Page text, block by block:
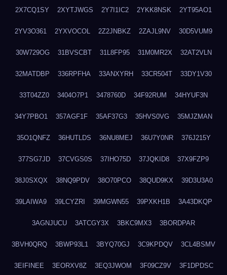
2X7CQ1SY 2XYTJWGS 2Y7I1IC2 2YKK8NSK 2YT95AO1
2YV3O361 2YXVOCOL 2Z2JNBKZ 2ZAJL9NV 30D5VUM9
30W729OG 31BVSCBT 31L8FP95 31M0MR2X 32AT2VLN
32MATDBP 336RPFHA 33ANXYRH 33CR504T 33DY1V30
33T04ZZ0 3404O7P1 3478760D 34F92RUM 34HYUF3N
34Y7PBO1 357AGF1F 35AF37G3 35HVS0VG 35MJZMAN
35O1QNFZ 36HUTLDS 36NU8MEJ 36U7Y0NR 376J215Y
377SG7JD 37CVGS0S 37IHO75D 37JQKID8 37X9FZP9
38J0SXQX 38NQ9PDV 38O70PCO 38QUD9KX 39D3U3A0
39LAIWA9 39LCYZRI 39MGWN55 39PXKH1B 3A43DKQP
3AGNJUCU 3ATCGY3X 3BKC9MX3 3BORDPAR
3BVH0QRQ 3BWP93L1 3BYQ70GJ 3C9KPDQV 3CL4BSMV
3EIFINEE 3EORXV8Z 3EQ3JWOM 3F09CZ9V 3F1DPDSC